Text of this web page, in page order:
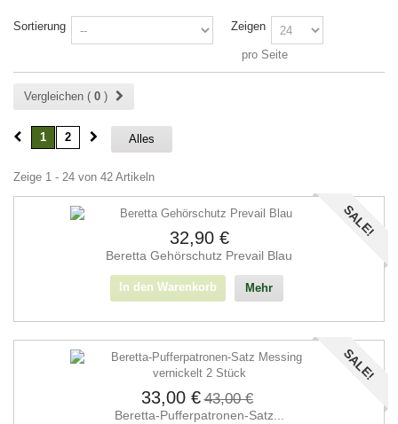
Sortierung Zeigen
pro Seite
Vergleichen ( 0 )
Alles
1 2
Zeige 1 - 24 von 42 Artikeln
SALE!
32,90 €
Beretta Gehörschutz Prevail Blau
In den Warenkorb Mehr
SALE!
33,00 € 43,00 €
Beretta-Pufferpatronen-Satz...